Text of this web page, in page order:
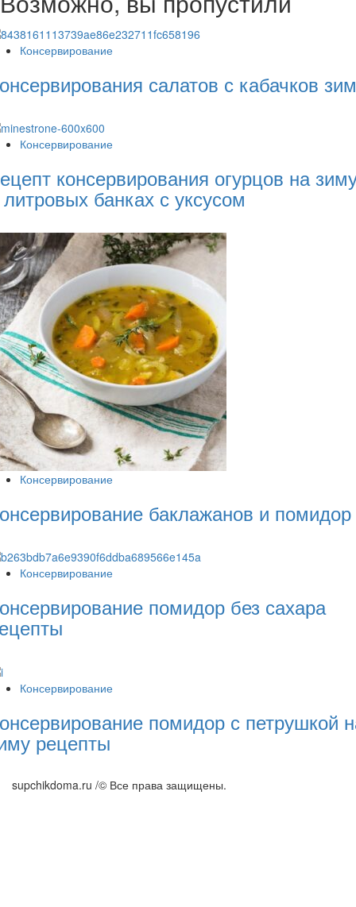
Консервирование
салатов с кабачков
Консервирование
консервирования огурцов на
банках с уксусом
Консервирование
баклажанов и помидор
Консервирование
помидор без сахара
Консервирование
помидор с петрушкой
рецепты
supchikdoma.ru /© Все права защищены.